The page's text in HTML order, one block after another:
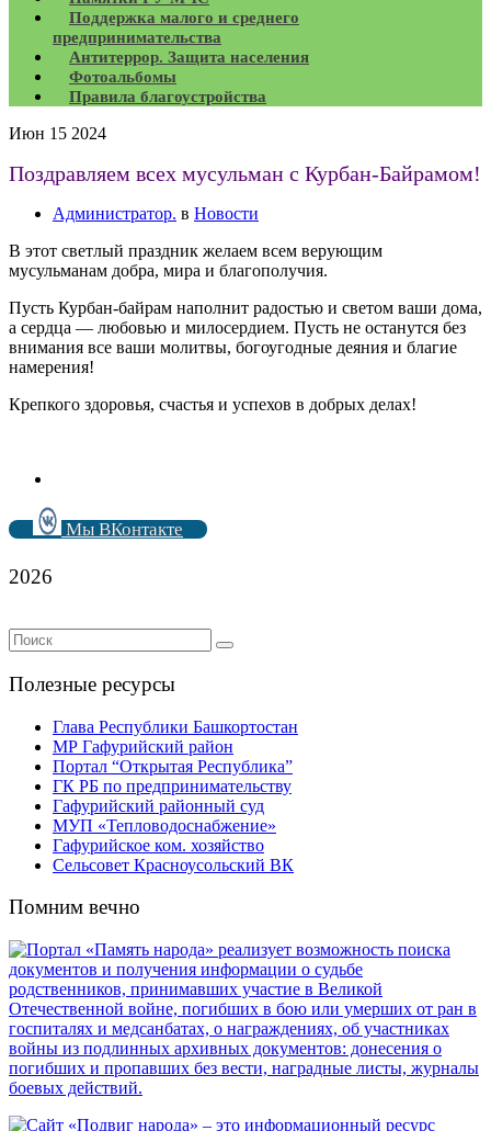
Поддержка малого и среднего
предпринимательства
Антитеррор. Защита населения
Фотоальбомы
Правила благоустройства
Июн 15 2024
Поздравляем всех мусульман с Курбан-Байрамом!
Администратор. в Новости
В этот светлый праздник желаем всем верующим
мусульманам добра, мира и благополучия.
Пусть Курбан-байрам наполнит радостью и светом ваши дома,
а сердца — любовью и милосердием. Пусть не останутся без
внимания все ваши молитвы, богоугодные деяния и благие
намерения!
Крепкого здоровья, счастья и успехов в добрых делах!
Мы ВКонтакте
2026
Полезные ресурсы
Глава Республики Башкортостан
МР Гафурийский район
Портал “Открытая Республика”
ГК РБ по предпринимательству
Гафурийский районный суд
МУП «Тепловодоснабжение»
Гафурийское ком. хозяйство
Сельсовет Красноусольский ВК
Помним вечно